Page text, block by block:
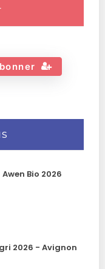
Awen Bio 2026
2026 - Avignon